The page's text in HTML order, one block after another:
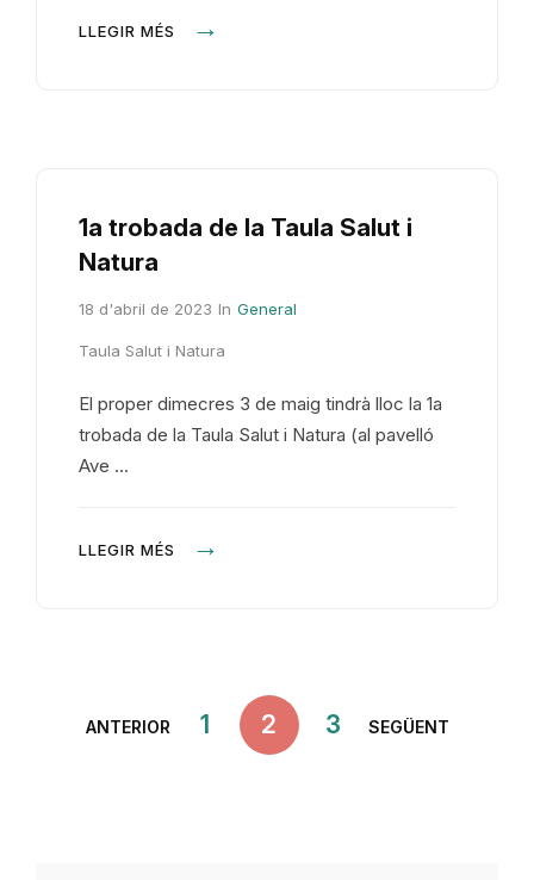
LLEGIR MÉS
1a trobada de la Taula Salut i
Natura
18 d'abril de 2023 In General
Taula Salut i Natura
El proper dimecres 3 de maig tindrà lloc la 1a
trobada de la Taula Salut i Natura (al pavelló
Ave …
LLEGIR MÉS
ANTERIOR 1 2 3 SEGÜENT